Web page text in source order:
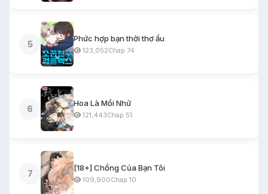
5
Phức hợp bạn thời thơ ấu
123,052Chap 74
6
Hoa Là Mồi Nhử
121,443Chap 51
7
[18+] Chồng Của Bạn Tôi
109,900Chap 10